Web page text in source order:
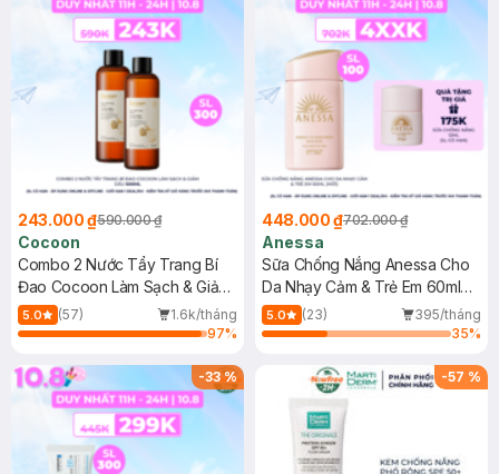
243.000 ₫590.000 ₫
Cocoon
Combo 2 Nước Tẩy Trang Bí
Đao Cocoon Làm Sạch & Giảm
Dầu 500ml
5.0 (57)
1.6k/tháng
97%
448.000 ₫702.000 ₫
Anessa
Sữa Chống Nắng Anessa Cho
Da Nhạy Cảm & Trẻ Em 60ml
(Mới)
5.0 (23)
395/tháng
35%
-33% -57 %